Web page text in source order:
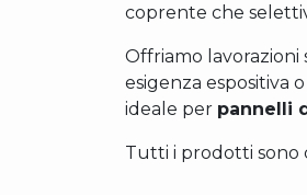
coprente che
Offriamo lavorazioni
esigenza espositiva
ideale per pannelli
Tutti i prodotti sono